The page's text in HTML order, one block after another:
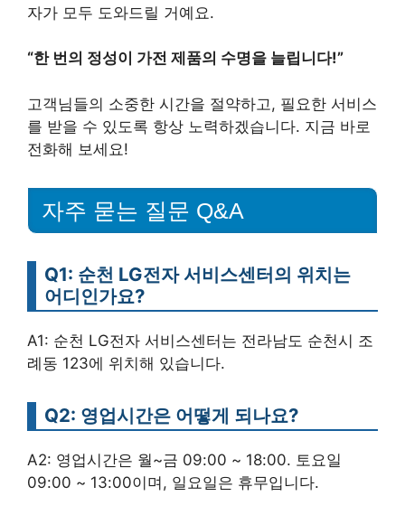
자가 모두 도와드릴 거예요.
“한 번의 정성이 가전 제품의 수명을 늘립니다!”
고객님들의 소중한 시간을 절약하고, 필요한 서비스
를 받을 수 있도록 항상 노력하겠습니다. 지금 바로
전화해 보세요!
자주 묻는 질문 Q&A
Q1: 순천 LG전자 서비스센터의 위치는
어디인가요?
A1: 순천 LG전자 서비스센터는 전라남도 순천시 조
례동 123에 위치해 있습니다.
Q2: 영업시간은 어떻게 되나요?
A2: 영업시간은 월~금 09:00 ~ 18:00. 토요일
09:00 ~ 13:00이며, 일요일은 휴무입니다.